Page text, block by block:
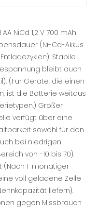
NiCd 1,2 V 700 mAh
(Ni-Cd-Akkus
Stabile
bleibt auch
(Für Geräte, die einen
ist die Batterie weitaus
Großer
verfügt über eine
sowohl für den
bei niedrigen
von -10 bis 70).
(Nach 1-monatiger
voll geladene Zelle
liefern).
gegen Missbrauch